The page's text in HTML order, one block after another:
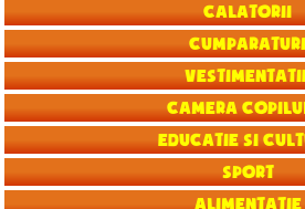
Calatorii
Cumparaturi
Camera
Educatie si
Sport
Alimentatie